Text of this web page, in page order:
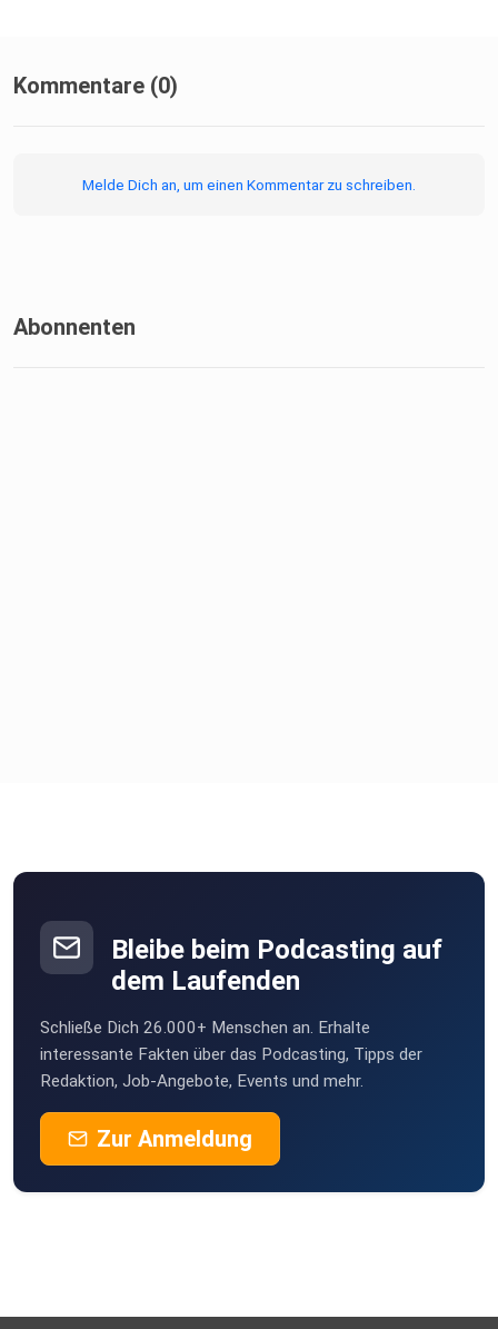
Kommentare (0)
Melde Dich an, um einen Kommentar zu schreiben.
Abonnenten
Bleibe beim Podcasting auf
dem Laufenden
Schließe Dich 26.000+ Menschen an. Erhalte
interessante Fakten über das Podcasting, Tipps der
Redaktion, Job-Angebote, Events und mehr.
Zur Anmeldung